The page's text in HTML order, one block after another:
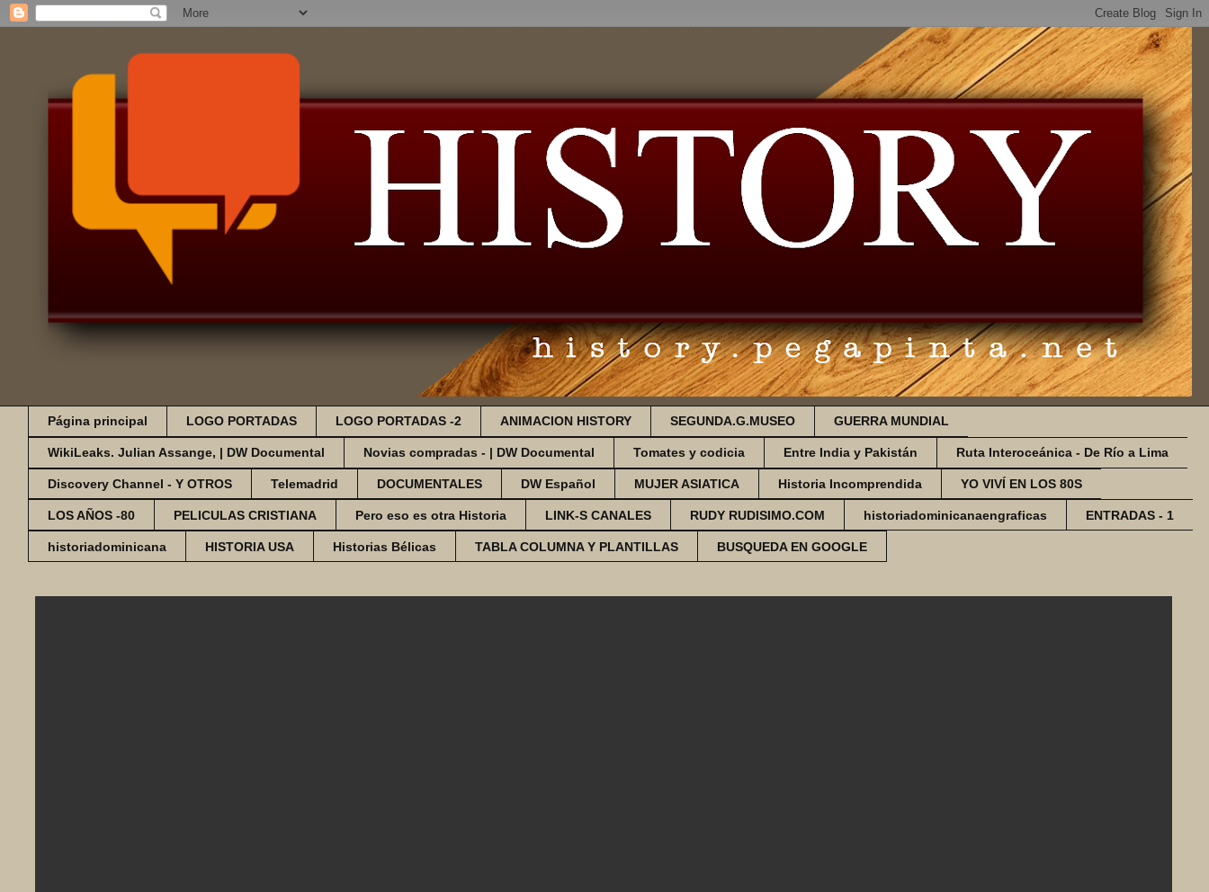
Página principal LOGO PORTADAS LOGO PORTADAS -2 ANIMACION HISTORY SEGUNDA.G.MUSEO GUERRA MUNDIAL
WikiLeaks. Julian Assange, | DW Documental Novias compradas - | DW Documental Tomates y codicia Entre India y Pakistán Ruta Interoceánica - De Río a Lima
Discovery Channel - Y OTROS Telemadrid DOCUMENTALES DW Español MUJER ASIATICA Historia Incomprendida YO VIVÍ EN LOS 80S
LOS AÑOS -80 PELICULAS CRISTIANA Pero eso es otra Historia LINK-S CANALES RUDY RUDISIMO.COM historiadominicanaengraficas ENTRADAS - 1
historiadominicana HISTORIA USA Historias Bélicas TABLA COLUMNA Y PLANTILLAS BUSQUEDA EN GOOGLE